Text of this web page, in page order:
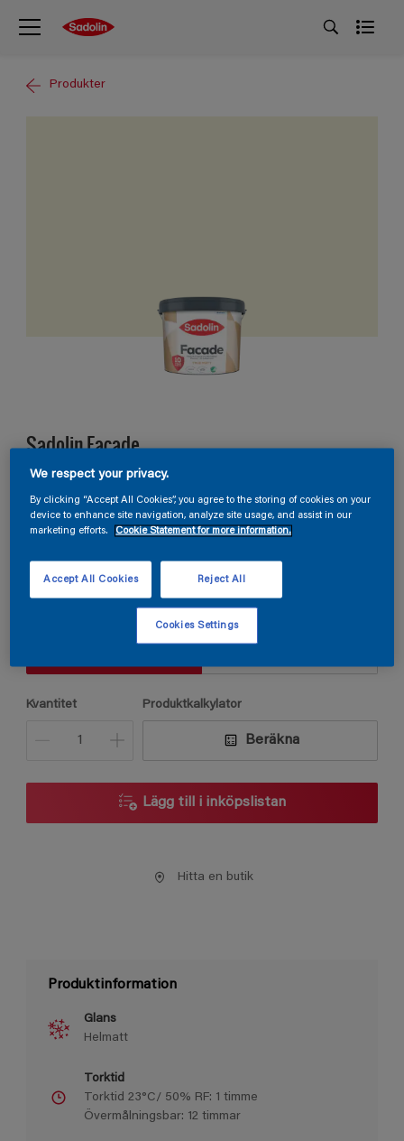
Produkter
Sadolin Facade
Kvantitet Produktkalkylator
Beräkna
Lägg till i inköpslistan
Hitta en butik
Produktinformation
Glans
Helmatt
Torktid
Torktid 23°C/ 50% RF: 1 timme
Övermålningsbar: 12 timmar
We respect your privacy.
By clicking “Accept All Cookies”, you agree to the storing of cookies on your
device to enhance site navigation, analyze site usage, and assist in our
marketing efforts.
Cookie Statement for more information.
Reject All
Accept All Cookies
Cookies Settings